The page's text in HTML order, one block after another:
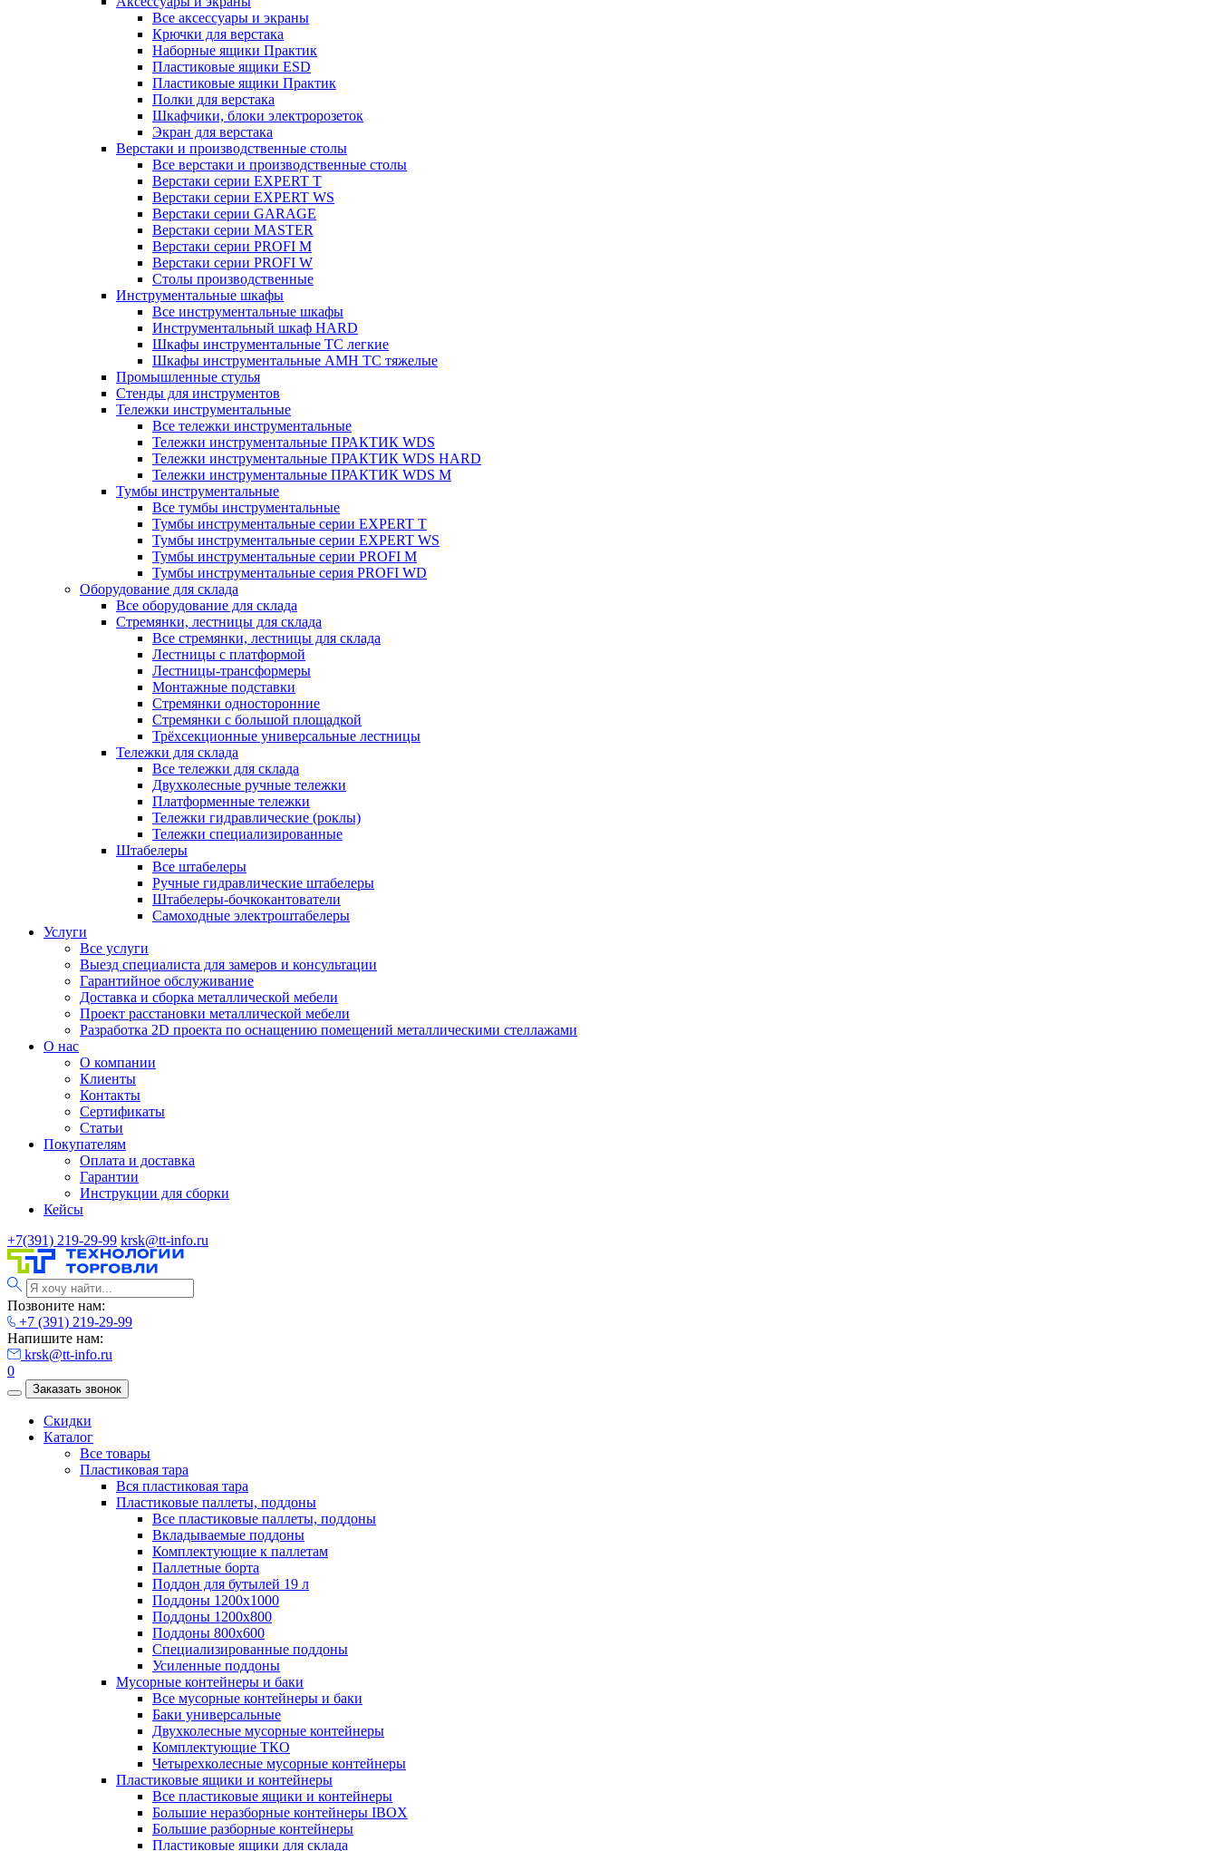
Все аксессуары и экраны
Крючки для верстака
Наборные ящики Практик
Пластиковые ящики ESD
Пластиковые ящики Практик
Полки для верстака
Шкафчики, блоки электророзеток
Экран для верстака
Верстаки и производственные столы
Все верстаки и производственные столы
Верстаки серии EXPERT T
Верстаки серии EXPERT WS
Верстаки серии GARAGE
Верстаки серии MASTER
Верстаки серии PROFI M
Верстаки серии PROFI W
Столы производственные
Инструментальные шкафы
Все инструментальные шкафы
Инструментальный шкаф HARD
Шкафы инструментальные ТС легкие
Шкафы инструментальные AMH TC тяжелые
Промышленные стулья
Стенды для инструментов
Тележки инструментальные
Все тележки инструментальные
Тележки инструментальные ПРАКТИК WDS
Тележки инструментальные ПРАКТИК WDS HARD
Тележки инструментальные ПРАКТИК WDS M
Тумбы инструментальные
Все тумбы инструментальные
Тумбы инструментальные серии EXPERT T
Тумбы инструментальные серии EXPERT WS
Тумбы инструментальные серии PROFI M
Тумбы инструментальные серия PROFI WD
Оборудование для склада
Все оборудование для склада
Стремянки, лестницы для склада
Все стремянки, лестницы для склада
Лестницы с платформой
Лестницы-трансформеры
Монтажные подставки
Стремянки односторонние
Стремянки с большой площадкой
Трёхсекционные универсальные лестницы
Тележки для склада
Все тележки для склада
Двухколесные ручные тележки
Платформенные тележки
Тележки гидравлические (роклы)
Тележки специализированные
Штабелеры
Все штабелеры
Ручные гидравлические штабелеры
Штабелеры-бочкокантователи
Самоходные электроштабелеры
Услуги
Все услуги
Выезд специалиста для замеров и консультации
Гарантийное обслуживание
Доставка и сборка металлической мебели
Проект расстановки металлической мебели
Разработка 2D проекта по оснащению помещений металлическими стеллажами
О нас
О компании
Клиенты
Контакты
Сертификаты
Статьи
Покупателям
Оплата и доставка
Гарантии
Инструкции для сборки
Кейсы
+7(391) 219-29-99 krsk@tt-info.ru
Позвоните нам:
+7 (391) 219-29-99
Напишите нам:
krsk@tt-info.ru
0
Заказать звонок
Скидки
Каталог
Все товары
Пластиковая тара
Вся пластиковая тара
Пластиковые паллеты, поддоны
Все пластиковые паллеты, поддоны
Вкладываемые поддоны
Комплектующие к паллетам
Паллетные борта
Поддон для бутылей 19 л
Поддоны 1200х1000
Поддоны 1200х800
Поддоны 800х600
Специализированные поддоны
Усиленные поддоны
Мусорные контейнеры и баки
Все мусорные контейнеры и баки
Баки универсальные
Двухколесные мусорные контейнеры
Комплектующие ТКО
Четырехколесные мусорные контейнеры
Пластиковые ящики и контейнеры
Все пластиковые ящики и контейнеры
Большие неразборные контейнеры IBOX
Большие разборные контейнеры
Пластиковые ящики для склада